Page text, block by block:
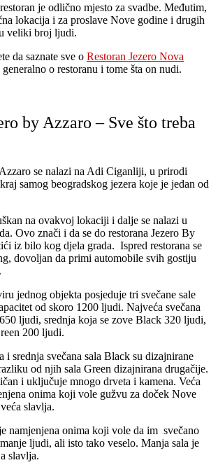
je odlično mjesto za svadbe. Međutim,
lokacija i za proslave Nove godine i drugih
veliki broj ljudi.
da saznate sve o Restoran Jezero Nova
o restoranu i tome šta on nudi.
by Azzaro – Sve što treba
se nalazi na Adi Ciganliji, u prirodi
samog beogradskog jezera koje je jedan od
na ovakvoj lokaciji i dalje se nalazi u
Ovo znači i da se do restorana Jezero By
iz bilo kog djela grada. Ispred restorana se
dovoljan da primi automobile svih gostiju
jednog objekta posjeduje tri svečane sale
od skoro 1200 ljudi. Najveća svečana
ljudi, srednja koja se zove Black 320 ljudi,
200 ljudi.
i srednja svečana sala Black su dizajnirane
od njih sala Green dizajnirana drugačije.
i uključuje mnogo drveta i kamena. Veća
onima koji vole gužvu za doček Nove
slavlja.
namjenjena onima koji vole da im svečano
ljudi, ali isto tako veselo. Manja sala je
slavlja.